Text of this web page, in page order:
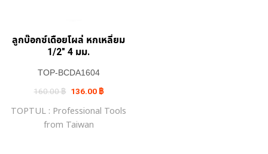
ลูกบ๊อกซ์เดือยโผล่ หกเหลี่ยม
1/2″ 4 มม.
TOP-BCDA1604
160.00฿ Original
price
160.00 ฿.
136.00 ฿Current
price
136.00 ฿.
TOPTUL : Professional Tools
from Taiwan